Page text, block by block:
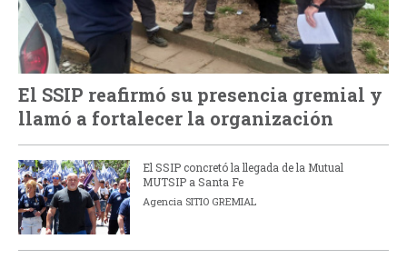
El SSIP reafirmó su presencia gremial y
llamó a fortalecer la organización
El SSIP concretó la llegada de la Mutual
MUTSIP a Santa Fe
Agencia SITIO GREMIAL